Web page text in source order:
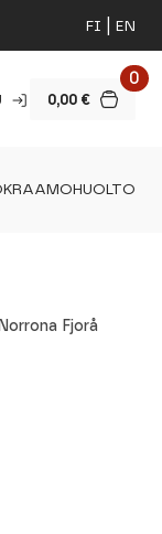
FI EN
0,00 €
0
HUOLTO
Norrona Fjorå